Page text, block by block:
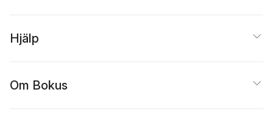
Hjälp
Om Bokus